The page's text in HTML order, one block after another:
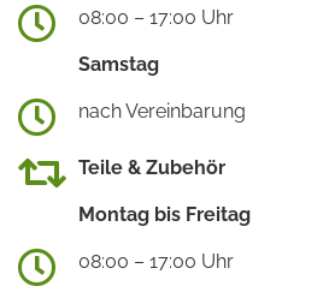
08:00 – 17:00 Uhr
Samstag
nach Vereinbarung
Teile & Zubehör
Montag bis Freitag
08:00 – 17:00 Uhr